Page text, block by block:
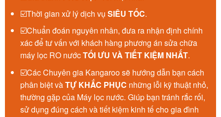
☑️Thời gian xử lý dịch vụ SIÊU TỐC.
☑️Chuẩn đoán nguyên nhân, đưa ra nhận định chính
xác để tư vấn với khách hàng phương án sửa chữa
máy lọc RO nướcTỐI ƯU VÀ TIẾT KIỆM NHẤT.
☑️Các Chuyên gia Kangaroo sẽ hướng dẫn bạn cách
phân biệt vàTỰ KHẮC PHỤC những lỗi kỹ thuật nhỏ,
thường gặp của Máy lọc nước. Giúp bạn tránh rắc rối,
sử dụng đúng cách và tiết kiệm kinh tế cho gia đình